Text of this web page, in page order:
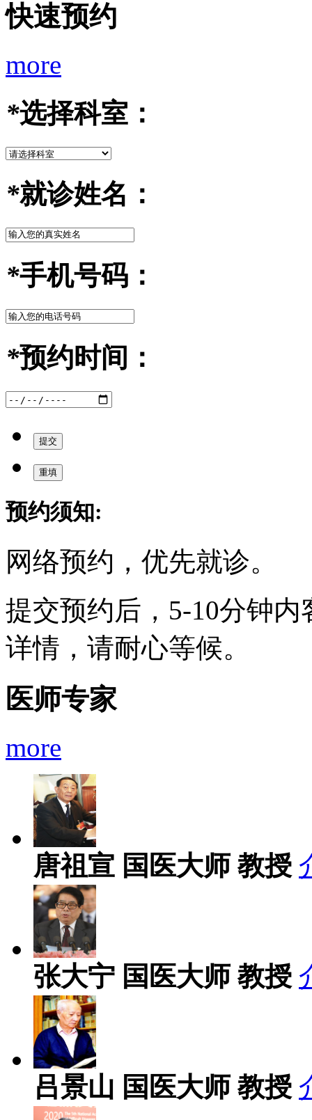
快速预约
more
*选择科室：
*就诊姓名：
*手机号码：
*预约时间：
预约须知:
网络预约，优先就诊。
提交预约后，5-10分钟
详情，请耐心等候。
医师专家
more
唐祖宣 国医大师 教授
张大宁 国医大师 教授
吕景山 国医大师 教授